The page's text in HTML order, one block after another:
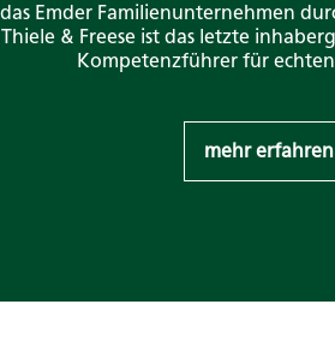
Emder Familienunternehmen
& Freese ist das letzte
Kompetenzführer für
mehr erfahren